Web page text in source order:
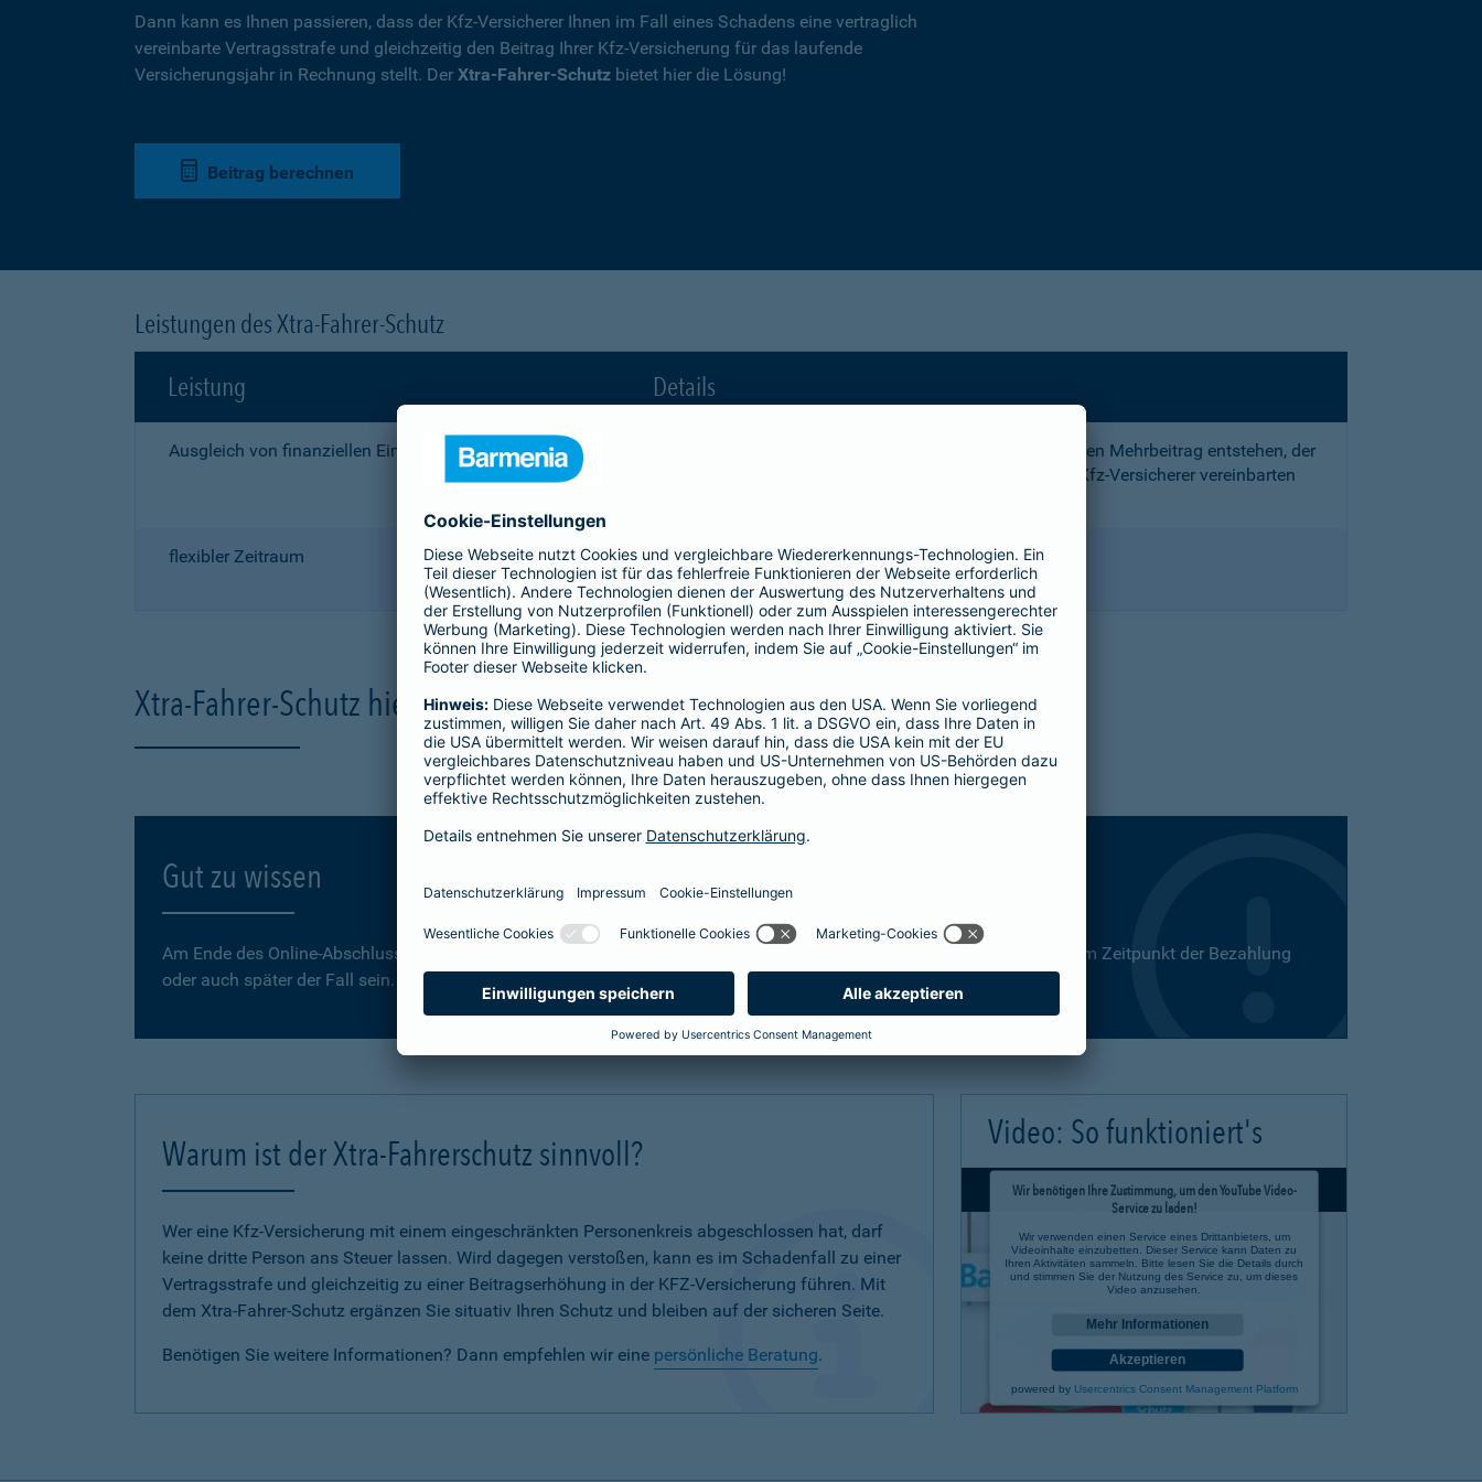
Dann kann es Ihnen passieren, dass der Kfz-Versicherer Ihnen im Fall eines Schadens eine vertraglich
vereinbarte Vertragsstrafe und gleichzeitig den Beitrag Ihrer Kfz-Versicherung für das laufende
Versicherungsjahr in Rechnung stellt. Der Xtra-Fahrer-Schutz bietet hier die Lösung!
Beitrag berechnen
Leistungen des Xtra-Fahrer-Schutz
Leistung
Details
Ausgleich von finanziellen Einbußen
die Ihnen nach einem Unfall durch die Vertragsstrafe und den Mehrbeitrag entstehen, der
Ihnen wegen einer unerlaubten Erweiterung des mit Ihrem Kfz-Versicherer vereinbarten
flexibler Zeitraum
1, 2 oder 3 Tage bzw.
1, 2 oder 3 Wochen
Xtra-Fahrer-Schutz hier online berechnen und direkt abschließen
Gut zu wissen
Am Ende des Online-Abschlusses können Sie selbst bestimmen, ab wann Ihr Xtra-Fahrer-Schutz gültig ist. Dies kann zum Zeitpunkt der Bezahlung
oder auch später der Fall sein.
Warum ist der Xtra-Fahrerschutz sinnvoll?
Wer eine Kfz-Versicherung mit einem eingeschränkten Personenkreis abgeschlossen hat, darf
keine dritte Person ans Steuer lassen. Wird dagegen verstoßen, kann es im Schadenfall zu einer
Vertragsstrafe und gleichzeitig zu einer Beitragserhöhung in der KFZ-Versicherung führen. Mit
dem Xtra-Fahrer-Schutz ergänzen Sie situativ Ihren Schutz und bleiben auf der sicheren Seite.
Benötigen Sie weitere Informationen? Dann empfehlen wir eine persönliche Beratung.
Video: So funktioniert's
Wir benötigen Ihre Zustimmung, um den YouTube Video-
Service zu laden!
Wir verwenden einen Service eines Drittanbieters, um
Videoinhalte einzubetten. Dieser Service kann Daten zu
Ihren Aktivitäten sammeln. Bitte lesen Sie die Details durch
und stimmen Sie der Nutzung des Service zu, um dieses
Video anzusehen.
Mehr Informationen
Akzeptieren
powered by Usercentrics Consent Management Platform